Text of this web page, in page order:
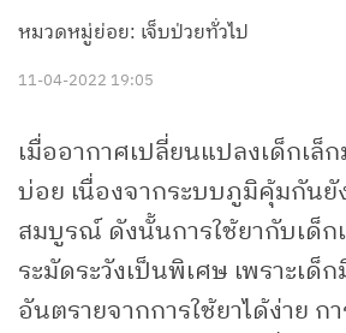
หมวดหมู่ย่อย: เจ็บป่วยทั่วไป
11-04-2022 19:05
เมื่ออากาศเปลี่ยนแปลงเด็กเล็
บ่อย เนื่องจากระบบภูมิคุ้มกันยั
สมบูรณ์ ดังนั้นการใช้ยากับเด็ก
ระมัดระวังเป็นพิเศษ เพราะเด็
อันตรายจากการใช้ยาได้ง่าย ก